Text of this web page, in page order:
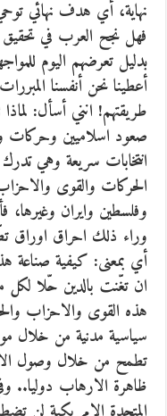
نهاية، أي هدف نهائي
فهل نجح العرب في
بدليل تعرضهم اليوم
أعطينا نحن أنفسنا
طريقتهم! انني أسأل:
صعود اسلاميين وحركات
انتخابات سريعة وهي
الحركات والقوى
وفلسطين وايران وغيرها،
وراء ذلك احراق اوراق
أي بمعنى: كيفية صناعة
ان تغّنت بالدين حّلا لكل
هذه القوى والاحزاب
سياسية مدنية من خلال
تطمح من خلال وصول
ظاهرة الارهاب دوليا..